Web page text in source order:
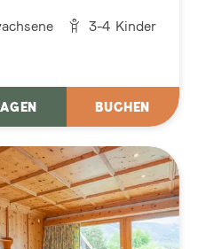
mögen.
3-4 Kinder
BUCHEN